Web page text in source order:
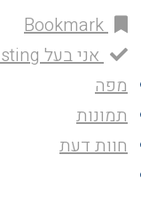
Bookmark
אני בעל Listing
מפה
תמונות
חוות דעת